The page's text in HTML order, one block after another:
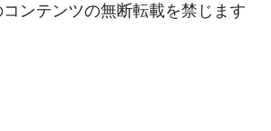
ンテンツの無断転載を禁じます